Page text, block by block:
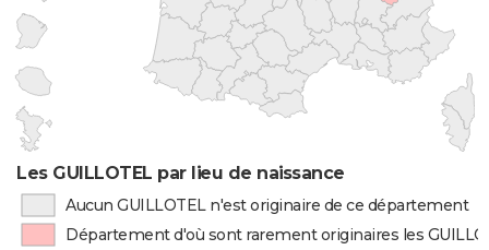
Les GUILLOTEL par lieu de naissance
Aucun GUILLOTEL n'est originaire de ce département
Département d'où sont rarement originaires les